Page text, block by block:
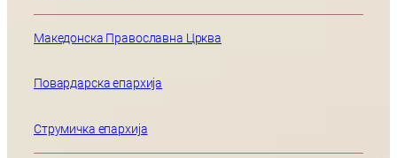
Македонска Православна Црква
Повардарска епархија
Струмичка епархија